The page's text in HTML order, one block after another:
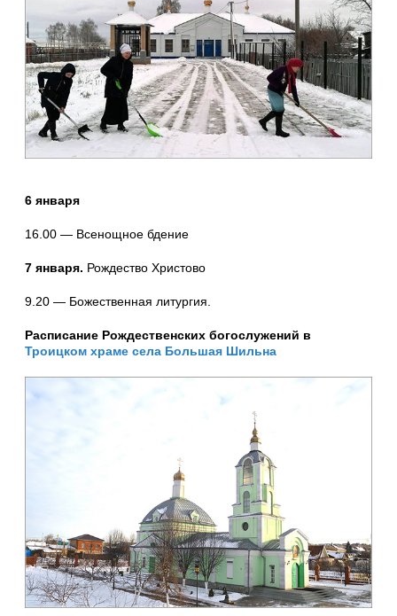
6 января
16.00 — Всенощное бдение
7 января. Рождество Христово
9.20 — Божественная литургия.
Расписание Рождественских богослужений в
Троицком храме села Большая Шильна